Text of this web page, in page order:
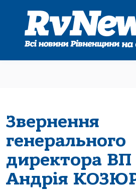
Звернення
генерального
директора
Андрія